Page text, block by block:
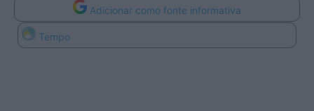
Adicionar como fonte informativa
Tempo